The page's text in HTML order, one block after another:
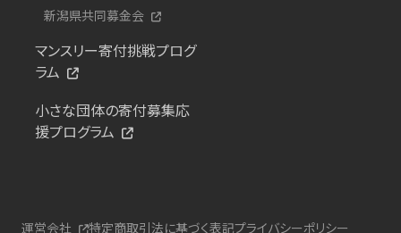
新潟県共同募金会
マンスリー寄付挑戦プログ
ラム
小さな団体の寄付募集応
援プログラム
運営会社 特定商取引法に基づく表記プライバシーポリシー